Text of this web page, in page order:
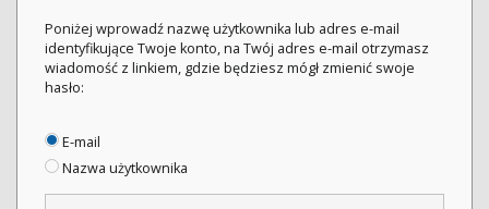
Poniżej wprowadź nazwę użytkownika lub adres e-mail
identyfikujące Twoje konto, na Twój adres e-mail otrzymasz
wiadomość z linkiem, gdzie będziesz mógł zmienić swoje
hasło:
E-mail
Nazwa użytkownika